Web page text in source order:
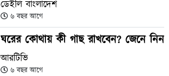
ডেইলি বাংলাদেশ
৬ বছর আগে
ঘরের কোথায় কী গাছ রাখবেন? জেনে নিন
আরটিভি
৬ বছর আগে